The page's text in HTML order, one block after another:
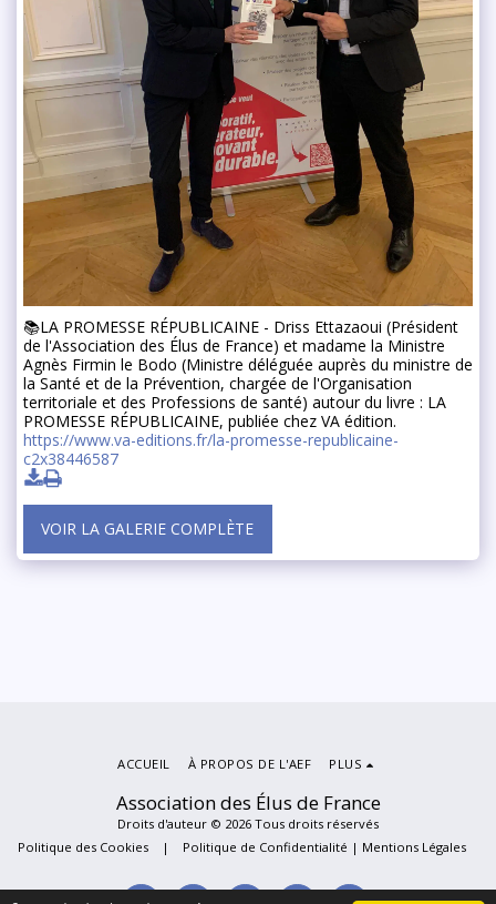
📚LA PROMESSE RÉPUBLICAINE - Driss Ettazaoui (Président
de l'Association des Élus de France) et madame la Ministre
Agnès Firmin le Bodo (Ministre déléguée auprès du ministre de
la Santé et de la Prévention, chargée de l'Organisation
territoriale et des Professions de santé) autour du livre : LA
PROMESSE RÉPUBLICAINE, publiée chez VA édition.
https://www.va-editions.fr/la-promesse-republicaine-
c2x38446587
VOIR LA GALERIE COMPLÈTE
Association des Élus de France
Droits d'auteur © 2026 Tous droits réservés
Politique des Cookies| Politique de Confidentialité | Mentions Légales
ACCUEIL À PROPOS DE L'AEF PLUS